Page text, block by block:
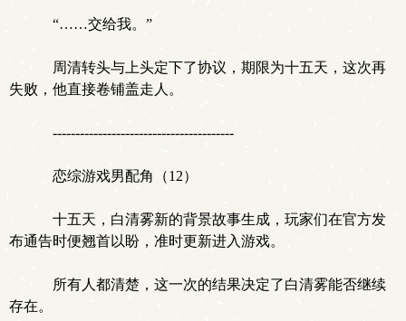
“……交给我。”
周清转头与上头定下了协议，期限为十五天，这次再
失败，他直接卷铺盖走人。
----------------------------------------
恋综游戏男配角（12）
十五天，白清雾新的背景故事生成，玩家们在官方发
布通告时便翘首以盼，准时更新进入游戏。
所有人都清楚，这一次的结果决定了白清雾能否继续
存在。